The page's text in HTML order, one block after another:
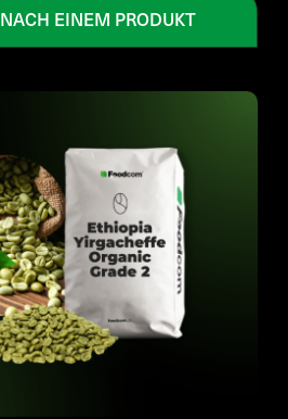
EINEM PRODUKT